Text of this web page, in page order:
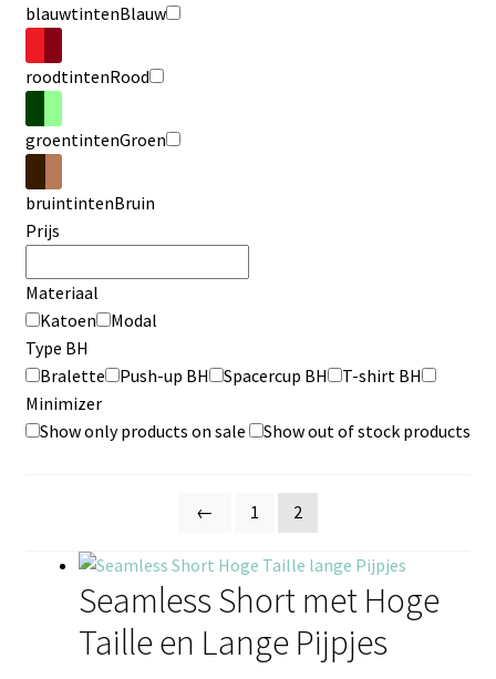
blauwtintenBlauw
roodtintenRood
groentintenGroen
bruintintenBruin
Prijs
Materiaal
Katoen
Modal
Type BH
Bralette
Push-up BH Spacercup BH
T-shirt BH
Minimizer
Show only products on sale
Show out of stock products
← 1 2
Seamless Short met Hoge
Taille en Lange Pijpjes